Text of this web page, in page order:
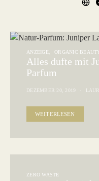
ANZEIGE ORGANIC
Alles dufte mit
Parfum
DEZEMBER 20, 2019
WEITERLESEN
ZERO WASTE